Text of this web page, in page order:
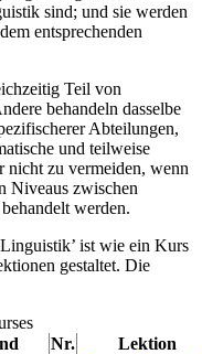
sind; und sie werden
entsprechenden
Teil von
behandeln dasselbe
Abteilungen,
und teilweise
nicht zu vermeiden, wenn
Niveaus zwischen
werden.
ist wie ein Kurs
gestaltet. Die
Nr.
Lektion